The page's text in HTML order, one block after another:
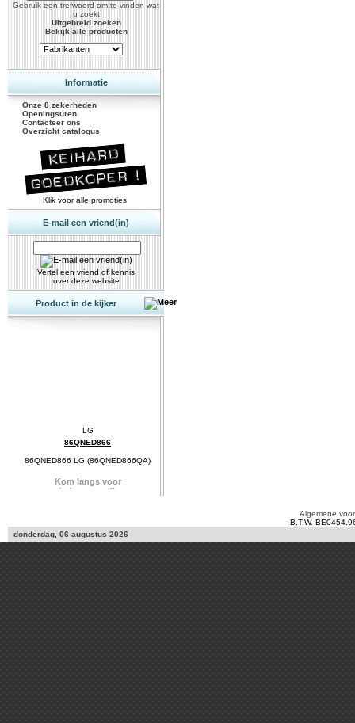
Gebruik een trefwoord om te vinden wat
u zoekt
Uitgebreid zoeken
Bekijk alle producten
Informatie
Onze 8 zekerheden
Openingsuren
Contacteer ons
Overzicht catalogus
Klik voor alle promoties
E-mail een vriend(in)
Vertel een vriend of kennis
over deze website
Product in de kijker
86QNED866
86QNED866 LG (86QNED866QA)
Algemene
B.T.W.
donderdag, 06 augustus 2026